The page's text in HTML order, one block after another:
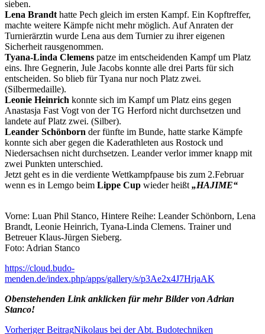
sieben.
Lena Brandt hatte Pech gleich im ersten Kampf. Ein Kopftreffer,
machte weitere Kämpfe nicht mehr möglich. Auf Anraten der
Turnierärztin wurde Lena aus dem Turnier zu ihrer eigenen
Sicherheit rausgenommen.
Tyana-Linda Clemens patze im entscheidenden Kampf um Platz
eins. Ihre Gegnerin, Jule Jacobs konnte alle drei Parts für sich
entscheiden. So blieb für Tyana nur noch Platz zwei.
(Silbermedaille).
Leonie Heinrich konnte sich im Kampf um Platz eins gegen
Anastasja Fast Vogt von der TG Herford nicht durchsetzen und
landete auf Platz zwei. (Silber).
Leander Schönborn der fünfte im Bunde, hatte starke Kämpfe
konnte sich aber gegen die Kaderathleten aus Rostock und
Niedersachsen nicht durchsetzen. Leander verlor immer knapp mit
zwei Punkten unterschied.
Jetzt geht es in die verdiente Wettkampfpause bis zum 2.Februar
wenn es in Lemgo beim Lippe Cup wieder heißt „HAJIME“
Vorne: Luan Phil Stanco, Hintere Reihe: Leander Schönborn, Lena
Brandt, Leonie Heinrich, Tyana-Linda Clemens. Trainer und
Betreuer Klaus-Jürgen Sieberg.
Foto: Adrian Stanco
https://cloud.budo-
menden.de/index.php/apps/gallery/s/p3Ae2x4J7HrjaAK
Obenstehenden Link anklicken für mehr Bilder von Adrian
Stanco!
Vorheriger BeitragNikolaus bei der Abt. Budotechniken